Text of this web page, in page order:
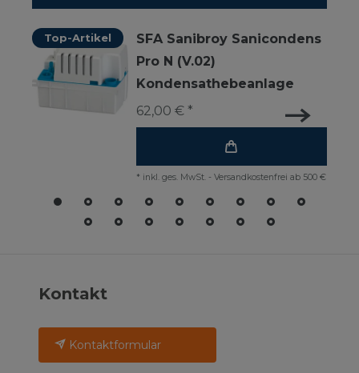
Top-Artikel
SFA Sanibroy Sanicondens
Pro N (V.02)
Kondensathebeanlage
62,00 € *
* inkl. ges. MwSt. - Versandkostenfrei ab 500 €
Kontakt
Kontaktformular